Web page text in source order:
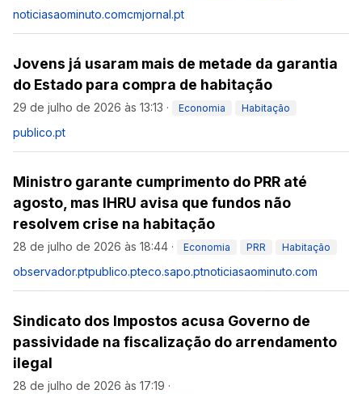
noticiasaominuto.comcmjornal.pt
Jovens já usaram mais de metade da garantia
do Estado para compra de habitação
29 de julho de 2026 às 13:13 · Economia Habitação
publico.pt
Ministro garante cumprimento do PRR até
agosto, mas IHRU avisa que fundos não
resolvem crise na habitação
28 de julho de 2026 às 18:44 · Economia PRR Habitação
observador.ptpublico.pteco.sapo.ptnoticiasaominuto.com
Sindicato dos Impostos acusa Governo de
passividade na fiscalização do arrendamento
ilegal
28 de julho de 2026 às 17:19 ·